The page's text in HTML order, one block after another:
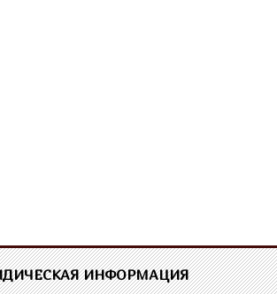
ИНФОРМАЦИЯ